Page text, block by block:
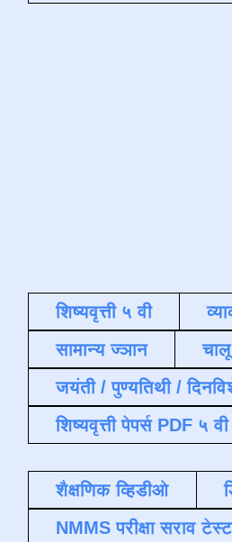
शिष्यवृत्ती ५ वी
सामान्य ज्ञान
जयंती / पुण्यतिथी /
शिष्यवृत्ती पेपर्स PDF ५
शैक्षणिक व्हिडीओ
NMMS परीक्षा सराव टेस्ट